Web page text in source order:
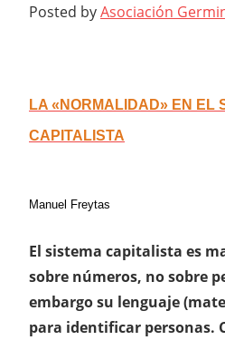
Posted byAsociación
LA «NORMALIDAD» EN EL
CAPITALISTA
Manuel Freytas
El sistema capitalista es
sobre números, no sobre
embargo su lenguaje
para identificar personas.